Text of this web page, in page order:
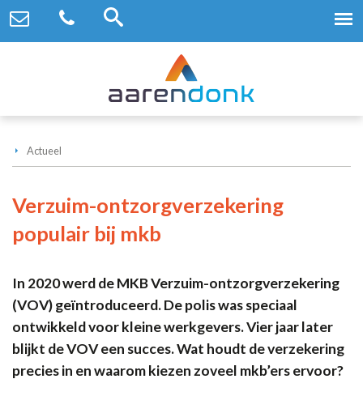
Actueel
Verzuim-ontzorgverzekering
populair bij mkb
In 2020 werd de MKB Verzuim-ontzorgverzekering
(VOV) geïntroduceerd. De polis was speciaal
ontwikkeld voor kleine werkgevers. Vier jaar later
blijkt de VOV een succes. Wat houdt de verzekering
precies in en waarom kiezen zoveel mkb’ers ervoor?